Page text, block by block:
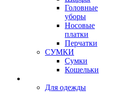
Головные
уборы
Носовые
платки
Перчатки
СУМКИ
Сумки
Кошельки
Для одежды